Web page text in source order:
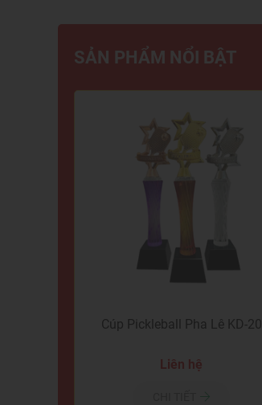
SẢN PHẨM NỔI BẬT
Cúp Pickleball Pha Lê KD-20
Liên hệ